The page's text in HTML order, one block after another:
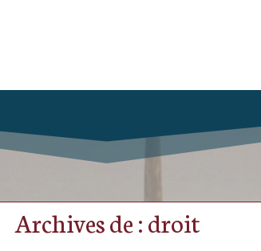
Archives de : droit